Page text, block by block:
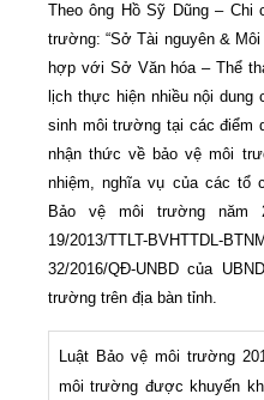
Theo ông Hồ Sỹ Dũng –
trường: “Sở Tài nguyên &
hợp với Sở Văn hóa – Thể
lịch thực hiện nhiều nội
sinh môi trường tại các điểm
nhận thức về bảo vệ môi
nhiệm, nghĩa vụ của các tổ
Bảo vệ môi trường năm
19/2013/TTLT-
32/2016/QĐ-UNBD của
trường trên địa bàn tỉnh.
Luật Bảo vệ môi trường
môi trường được khuyến